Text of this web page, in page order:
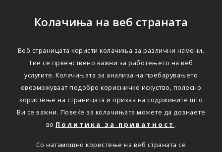
Колачиња на веб страната
Веб страницата користи колачиња за различни намени.
Тие се првенствено важни за работењето на веб
услугите. Колачињата за анализа на пребарувањето
овозможуваат подобро корисничко искуство, полесно
користење на страницата и приказ на содржините што
Ви се важни. Повеќе за колачињата можете да дознаете
во Политика за приватност .
Со натамошно користење на веб страната се